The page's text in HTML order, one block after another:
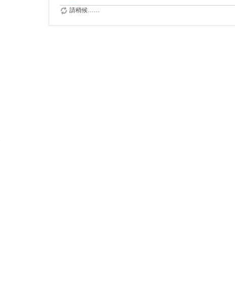
請稍候……